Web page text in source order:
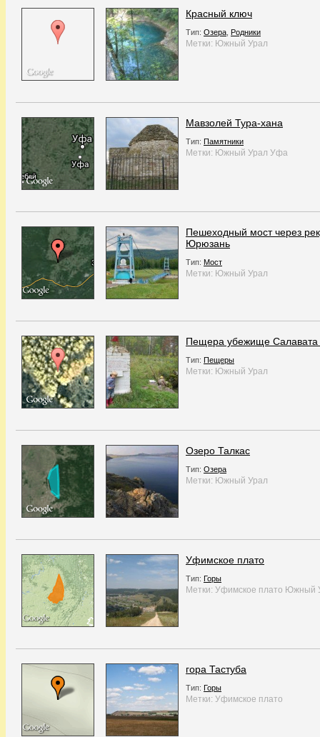
Красный ключ
Тип: Озера Родники
Метки: Южный Урал
Мавзолей Тура-хана
Тип: Памятники
Метки: Южный Урал Уфа
Пешеходный мост через
Юрюзань
Тип: Мост
Метки: Южный Урал
Пещера убежище
Тип: Пещеры
Метки: Южный Урал
Озеро Талкас
Тип: Озера
Метки: Южный Урал
Уфимское плато
Тип: Горы
Метки: Уфимское плато Южный
гора Тастуба
Тип: Горы
Метки: Уфимское плато